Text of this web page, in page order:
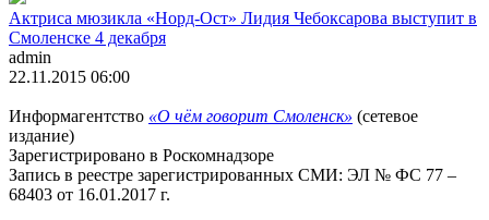
Актриса мюзикла «Норд-Ост» Лидия Чебоксарова выступит в
Смоленске 4 декабря
admin
22.11.2015 06:00
Информагентство «О чём говорит Смоленск» (сетевое
издание)
Зарегистрировано в Роскомнадзоре
Запись в реестре зарегистрированных СМИ: ЭЛ № ФС 77 –
68403 от 16.01.2017 г.